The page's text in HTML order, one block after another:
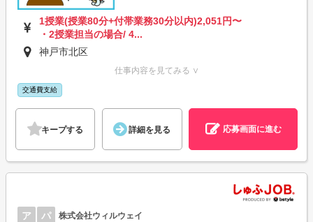
1授業(授業80分+付帯業務30分以内)2,051円〜
・2授業担当の場合/ 4...
神戸市北区
仕事内容を見てみる ∨
交通費支給
キープする 詳細を見る 応募画面に進む
ア パ 株式会社ウィルウェイ